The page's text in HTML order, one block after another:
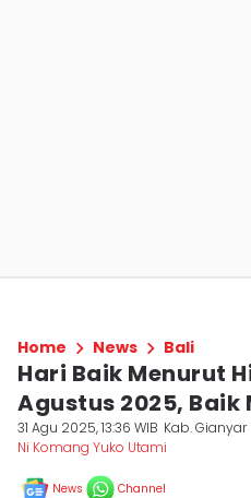
Home News Bali
Hari Baik Menurut
Agustus 2025, Baik
31 Agu 2025, 13:36 WIB Kab. Gianyar
Ni Komang Yuko Utami
News Channel